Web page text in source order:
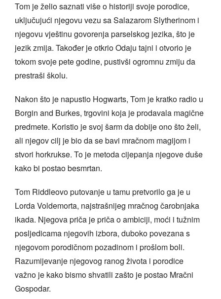
Tom je želio saznati više o historiji svoje porodice,
uključujući njegovu vezu sa Salazarom Slytherinom i
njegovu vještinu govorenja parselskog jezika, što je
jezik zmija. Također je otkrio Odaju tajni i otvorio je
tokom svoje pete godine, pustivši ogromnu zmiju da
prestraši školu.
Nakon što je napustio Hogwarts, Tom je kratko radio u
Borgin and Burkes, trgovini koja je prodavala magične
predmete. Koristio je svoj šarm da dobije ono što želi,
ali njegov cilj je bio da se bavi mračnom magijom i
stvori horkrukse. To je metoda cijepanja njegove duše
kako bi postao besmrtan.
Tom Riddleovo putovanje u tamu pretvorilo ga je u
Lorda Voldemorta, najstrašnijeg mračnog čarobnjaka
ikada. Njegova priča je priča o ambiciji, moći i tužnim
posljedicama njegovih izbora, duboko povezana s
njegovom porodičnom pozadinom i prošlom boli.
Razumijevanje njegovog ranog života i porodice
važno je kako bismo shvatili zašto je postao Mračni
Gospodar.